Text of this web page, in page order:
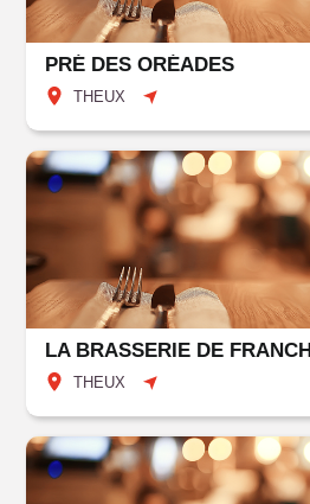
PRÉ DES ORÉADES
THEUX
THEUX